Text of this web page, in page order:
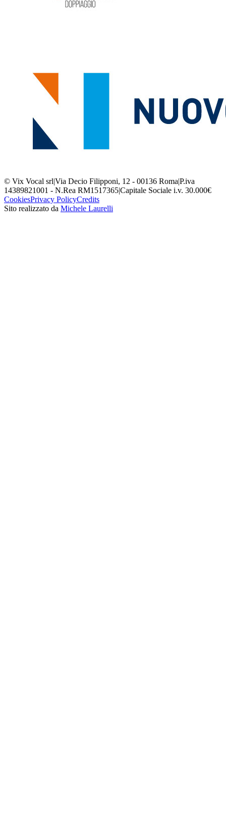
© Vix Vocal srl|Via Decio Filipponi, 12 - 00136 Roma|P.iva
14389821001 - N.Rea RM1517365|Capitale Sociale i.v. 30.000€
CookiesPrivacy PolicyCredits
Sito realizzato da Michele Laurelli